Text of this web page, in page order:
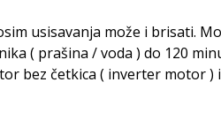
usisavanja može i brisati.
( prašina / voda ) do 120
bez četkica ( inverter motor